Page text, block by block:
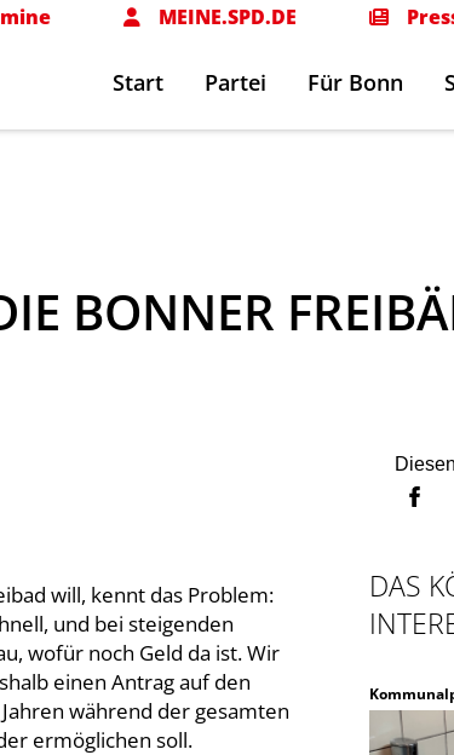
MEINE.SPD.DE
Start Partei Für Bonn
BONNER
will, kennt das Problem:
und bei steigenden
wofür noch Geld da ist. Wir
einen Antrag auf den
während der gesamten
ermöglichen soll.
DAS